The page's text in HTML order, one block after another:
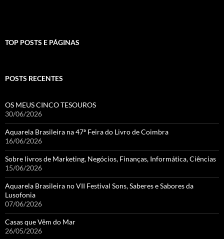
TOP POSTS E PÁGINAS
POSTS RECENTES
OS MEUS CINCO TESOUROS
30/06/2026
Aquarela Brasileira na 47ª Feira do Livro de Coimbra
16/06/2026
Sobre livros de Marketing, Negócios, Finanças, Informática, Ciências
15/06/2026
Aquarela Brasileira no VII Festival Sons, Saberes e Sabores da
Lusofonia
07/06/2026
Casas que Vêm do Mar
26/05/2026